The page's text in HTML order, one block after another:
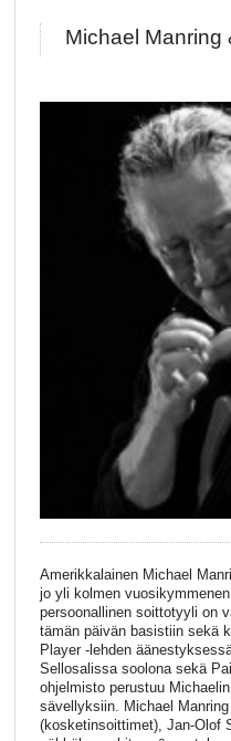
Michael Manring
Amerikkalainen Michael
jo yli kolmen
persoonallinen soittotyyli on
tämän päivän basistiin sekä
Player -lehden
Sellosalissa soolona sekä
ohjelmisto perustuu
sävellyksiin. Michael
(kosketinsoittimet), Jan-Olof